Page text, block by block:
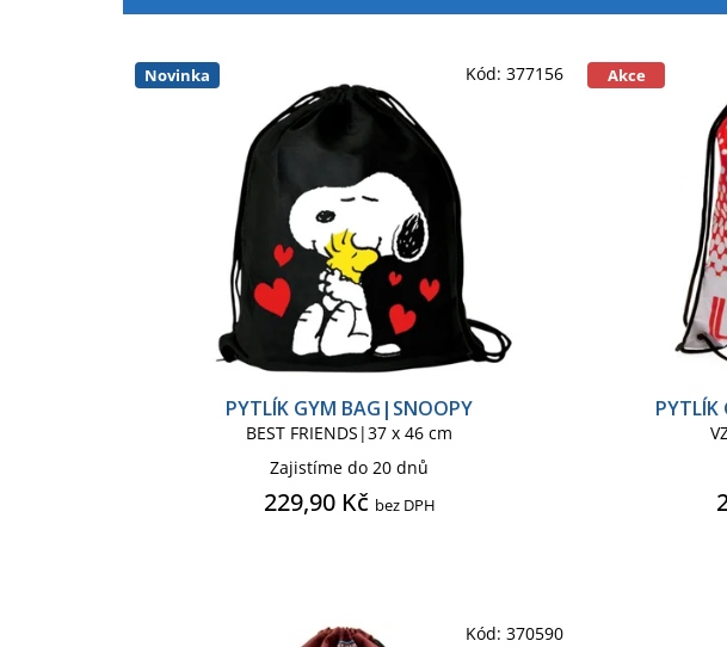
SNOOPY SONIC
WEST HAM UNITED
i
p
e
Novinka
PYTLÍK GYM BAG|SNOOPY
BEST FRIENDS|37 x 46 cm
Zajistíme do 20 dnů
229,90 Kč bez DPH
Kód:377156 Akce
PYTLÍK
Kód:370590